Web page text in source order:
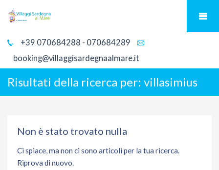
+39 070684288 - 070684289
booking@villaggisardegnaalmare.it
Risultati della ricerca per: villasimius
Non è stato trovato nulla
Ci spiace, ma non ci sono articoli per la tua ricerca.
Riprova di nuovo.